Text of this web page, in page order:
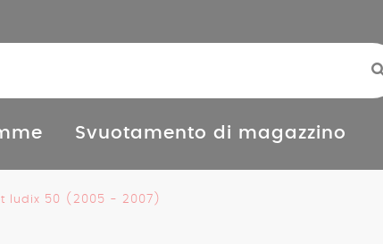
Svuotamento di magazzino
ludix 50 (2005 - 2007)